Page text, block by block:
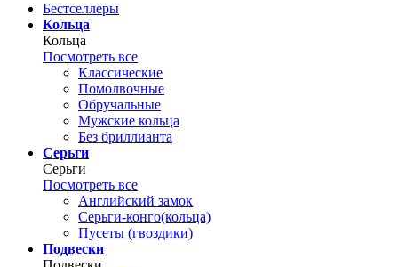
Бестселлеры
Кольца
Кольца
Посмотреть все
Классические
Помолвочные
Обручальные
Мужские кольца
Без бриллианта
Серьги
Серьги
Посмотреть все
Английский замок
Серьги-конго(кольца)
Пусеты (гвоздики)
Подвески